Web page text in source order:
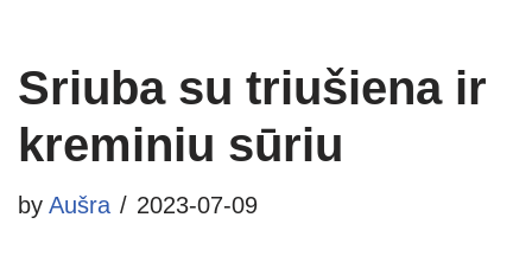
content
Sriuba su triušiena ir
kreminiu sūriu
by Aušra 2023-07-09